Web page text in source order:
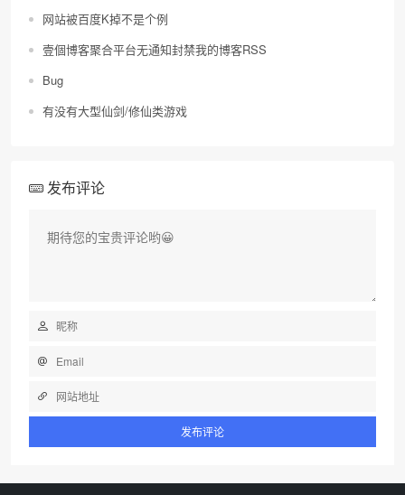
网站被百度K掉不是个例
壹個博客聚合平台无通知封禁我的博客RSS
Bug
有没有大型仙剑/修仙类游戏
发布评论